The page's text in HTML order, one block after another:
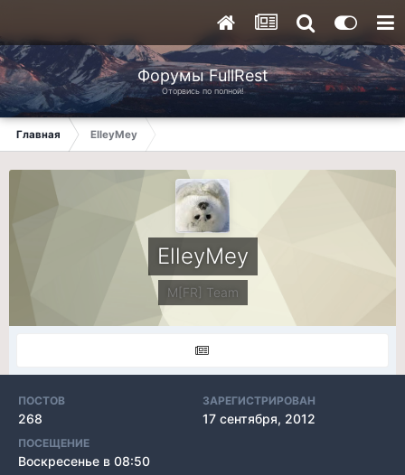
Форумы FullRest
Оторвись по полной!
Главная ElleyMey
ElleyMey
M[FR] Team
ПОСТОВ
268
ЗАРЕГИСТРИРОВАН
17 сентября, 2012
ПОСЕЩЕНИЕ
Воскресенье в 08:50